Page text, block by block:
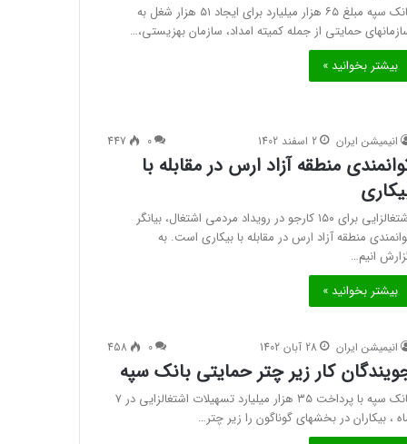
بانک سپه مبلغ ۶۵ هزار میلیارد برای ایجاد ۵۱ هزار شغل به
حمایتی از جمله کمیته امداد، سازمان بهزیستی،…
بیشتر بخوانید »
انیمیشن ایران 2 اسفند 1402 0
447
منطقه آزاد ارس در مقابله با
اشتغالزایی برای ۱۵۰ کارجو در رویداد مردمی اشتغال، بیانگر
منطقه آزاد ارس در مقابله با بیکاری است. به
انیم…
بیشتر بخوانید »
انیمیشن ایران 28 آبان 1402 0
458
کار زیر چتر حمایتی بانک سپه
بانک سپه با پرداخت ۳۵ هزار میلیارد تسهیلات اشتغالزایی در ۷
، بیکاران در بخشهای گوناگون را زیر چتر…